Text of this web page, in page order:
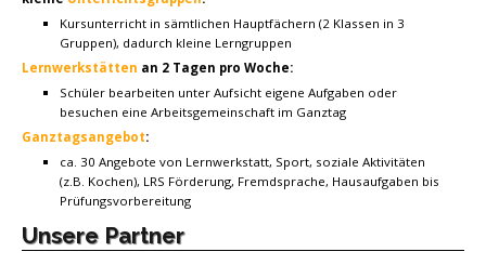
Kursunterricht in sämtlichen Hauptfächern (2 Klassen in 3
Gruppen), dadurch kleine Lerngruppen
Lernwerkstätten an 2 Tagen pro Woche:
Schüler bearbeiten unter Aufsicht eigene Aufgaben oder
besuchen eine Arbeitsgemeinschaft im Ganztag
Ganztagsangebot:
ca. 30 Angebote von Lernwerkstatt, Sport, soziale Aktivitäten
(z.B. Kochen), LRS Förderung, Fremdsprache, Hausaufgaben bis
Prüfungsvorbereitung
Unsere Partner